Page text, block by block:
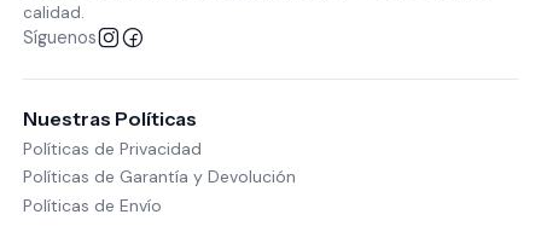
calidad.
Síguenos
Nuestras Políticas
Políticas de Privacidad
Políticas de Garantía y Devolución
Políticas de Envío